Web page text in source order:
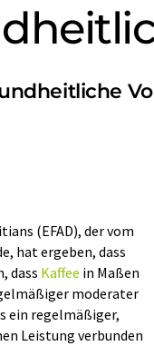
(EFAD), der vom
hat ergeben, dass
dass Kaffee in Maßen
moderater
ein regelmäßiger,
Leistung verbunden